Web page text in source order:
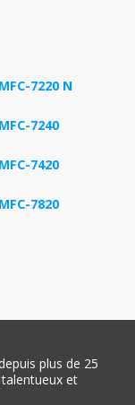
7220 N
7240
7420
7820
plus de 25
et